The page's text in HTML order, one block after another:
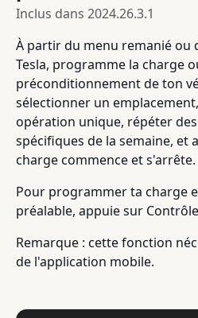
Inclus dans 2024.26.3.1
À partir du menu remanié ou
Tesla, programme la charge
préconditionnement de ton
sélectionner un
opération unique, répéter
spécifiques de la semaine, et
charge commence et s'arrête.
Pour programmer ta charge
préalable, appuie sur
Remarque : cette fonction
de l'application mobile.